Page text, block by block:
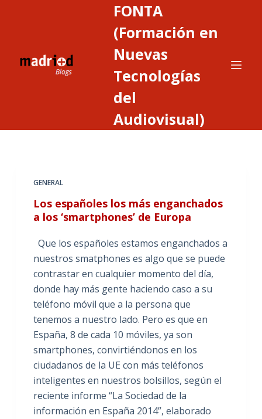
FONTA
(Formación en
Nuevas
Tecnologías
del
Audiovisual)
GENERAL
Los españoles los más enganchados
a los ‘smartphones’ de Europa
Que los españoles estamos enganchados a
nuestros smatphones es algo que se puede
contrastar en cualquier momento del día,
donde hay más gente haciendo caso a su
teléfono móvil que a la persona que
tenemos a nuestro lado. Pero es que en
España, 8 de cada 10 móviles, ya son
smartphones, convirtiéndonos en los
ciudadanos de la UE con más teléfonos
inteligentes en nuestros bolsillos, según el
reciente informe “La Sociedad de la
información en España 2014”, elaborado